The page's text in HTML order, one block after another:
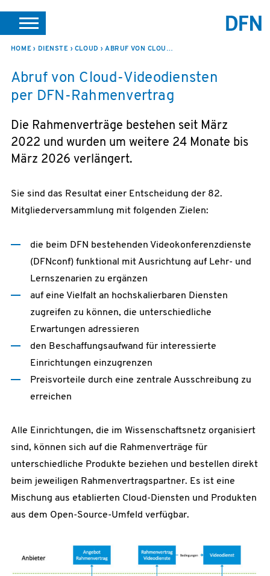
SUCHE PORTALE SUPPORT JOBS LEICHTE SPRACHE
VEREIN INTERN
HOME DIENSTE CLOUD ABRUF VON CLOUD-VIDEODIENSTEN PER DFN-RAHMENVERTRAG
Abruf von Cloud-Videodiensten
per DFN-Rahmenvertrag
Die Rahmenverträge bestehen seit März
2022 und wurden um weitere 24 Monate bis
März 2026 verlängert.
Sie sind das Resultat einer Entscheidung der 82.
Mitgliederversammlung mit folgenden Zielen:
die beim DFN bestehenden Videokonferenzdienste
(DFNconf) funktional mit Ausrichtung auf Lehr- und
Lernszenarien zu ergänzen
auf eine Vielfalt an hochskalierbaren Diensten
zugreifen zu können, die unterschiedliche
Erwartungen adressieren
den Beschaffungsaufwand für interessierte
Einrichtungen einzugrenzen
Preisvorteile durch eine zentrale Ausschreibung zu
erreichen
Alle Einrichtungen, die im Wissenschaftsnetz organisiert
sind, können sich auf die Rahmenverträge für
unterschiedliche Produkte beziehen und bestellen direkt
beim jeweiligen Rahmenvertragspartner. Es ist eine
Mischung aus etablierten Cloud-Diensten und Produkten
aus dem Open-Source-Umfeld verfügbar.